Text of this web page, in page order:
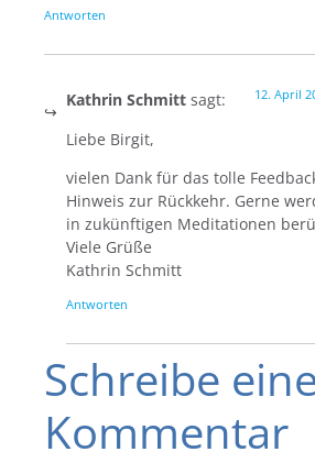
Antworten
Kathrin Schmitt sagt: 12. April
Liebe Birgit,
vielen Dank für das tolle
Hinweis zur Rückkehr. Gerne
in zukünftigen Meditationen
Viele Grüße
Kathrin Schmitt
Antworten
Schreibe
Kommentar